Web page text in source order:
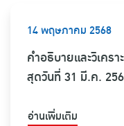
14 พฤษภาคม 2568
คำอธิบายและวิเคร
สุดวันที่ 31 มี.ค.
อ่านเพิ่มเติม